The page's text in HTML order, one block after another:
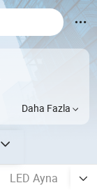
Daha Fazla
LED Ayna